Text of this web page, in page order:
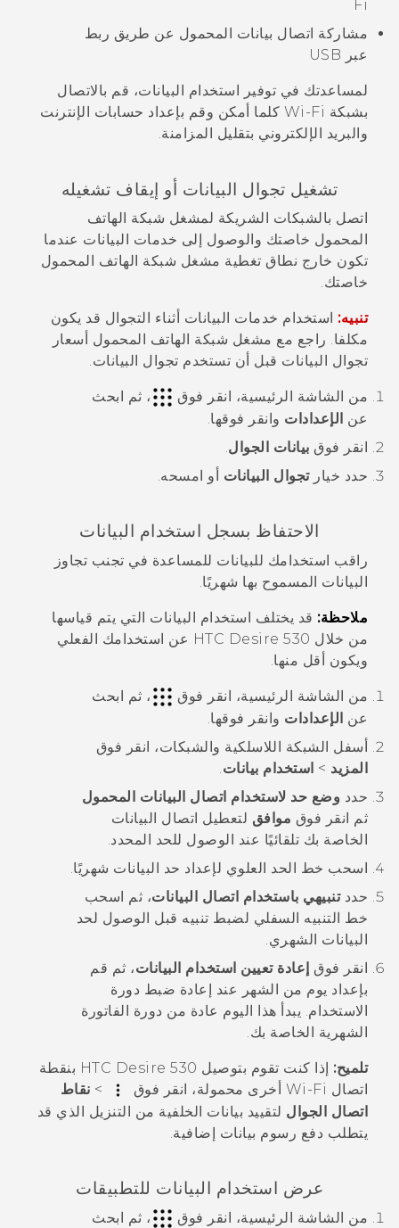
Fi
مشاركة اتصال بيانات المحمول عن طريق ربط
عبر USB
لمساعدتك في توفير استخدام البيانات، قم بالاتصال
بشبكة Wi‍-Fi كلما أمكن وقم بإعداد حسابات الإنترنت
والبريد الإلكتروني بتقليل المزامنة.
تشغيل تجوال البيانات أو إيقاف تشغيله
اتصل بالشبكات الشريكة لمشغل شبكة الهاتف
المحمول خاصتك والوصول إلى خدمات البيانات عندما
تكون خارج نطاق تغطية مشغل شبكة الهاتف المحمول
خاصتك.
تنبيه: استخدام خدمات البيانات أثناء التجوال قد يكون
مكلفا. راجع مع مشغل شبكة الهاتف المحمول أسعار
تجوال البيانات قبل أن تستخدم تجوال البيانات.
من الشاشة الرئيسية، انقر فوق
، ثم ابحث
عن الإعدادات وانقر فوقها.
انقر فوق بيانات الجوال.
حدد خيارتجوال البيانات أو امسحه.
الاحتفاظ بسجل استخدام البيانات
راقب استخدامك للبيانات للمساعدة في تجنب تجاوز
البيانات المسموح بها شهريًا.
ملاحظة: قد يختلف استخدام البيانات التي يتم قياسها
من خلال HTC Desire 530 عن استخدامك الفعلي
ويكون أقل منها.
من الشاشة الرئيسية، انقر فوق
، ثم ابحث
عن الإعدادات وانقر فوقها.
أسفل الشبكة اللاسلكية والشبكات، انقر فوق
المزيد > استخدام بيانات.
حدد وضع حد لاستخدام اتصال البيانات المحمول
ثم انقر فوق موافق لتعطيل اتصال البيانات
الخاصة بك تلقائيًا عند الوصول للحد المحدد.
اسحب خط الحد العلوي لإعداد حد البيانات شهريًا.
حددتنبيهي باستخدام اتصال البيانات، ثم اسحب
خط التنبيه السفلي لضبط تنبيه قبل الوصول لحد
البيانات الشهري.
انقر فوق إعادة تعيين استخدام البيانات، ثم قم
بإعداد يوم من الشهر عند إعادة ضبط دورة
الاستخدام. يبدأ هذا اليوم عادة من دورة الفاتورة
الشهرية الخاصة بك.
تلميح: إذا كنت تقوم بتوصيل HTC Desire 530 بنقطة
اتصال Wi‍-Fi أخرى محمولة، انقر فوق > نقاط
اتصال الجوال لتقييد بيانات الخلفية من التنزيل الذي قد
يتطلب دفع رسوم بيانات إضافية.
عرض استخدام البيانات للتطبيقات
من الشاشة الرئيسية، انقر فوق
، ثم ابحث